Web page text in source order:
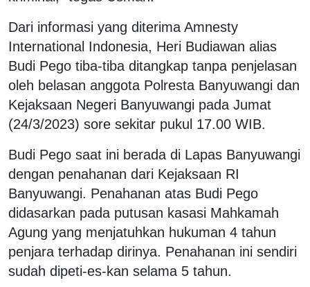
Dari informasi yang diterima Amnesty
International Indonesia, Heri Budiawan alias
Budi Pego tiba-tiba ditangkap tanpa penjelasan
oleh belasan anggota Polresta Banyuwangi dan
Kejaksaan Negeri Banyuwangi pada Jumat
(24/3/2023) sore sekitar pukul 17.00 WIB.
Budi Pego saat ini berada di Lapas Banyuwangi
dengan penahanan dari Kejaksaan RI
Banyuwangi. Penahanan atas Budi Pego
didasarkan pada putusan kasasi Mahkamah
Agung yang menjatuhkan hukuman 4 tahun
penjara terhadap dirinya. Penahanan ini sendiri
sudah dipeti-es-kan selama 5 tahun.